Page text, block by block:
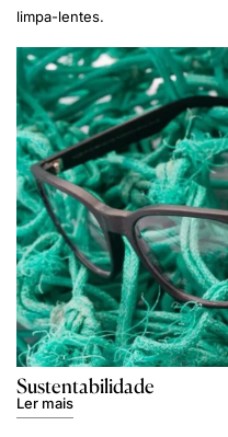
limpa-lentes.
Sustentabilidade
Ler mais